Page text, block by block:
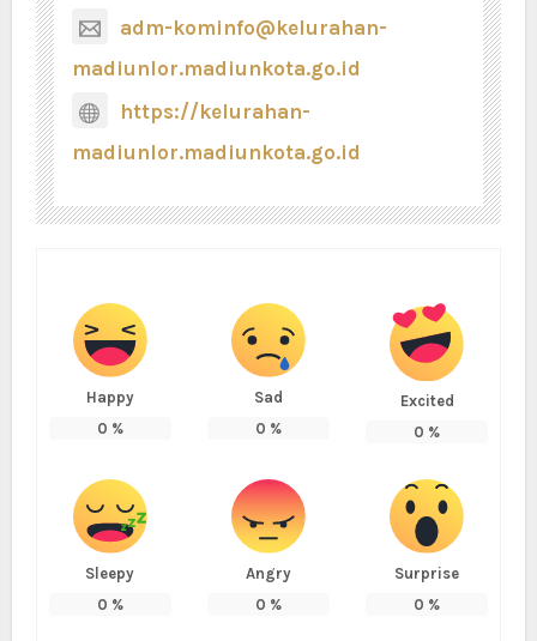
adm-kominfo@kelurahan-
madiunlor.madiunkota.go.id
https://kelurahan-
madiunlor.madiunkota.go.id
Happy
0 %
Sad
0 %
Excited
0 %
Sleepy
0 %
Angry
0 %
Surprise
0 %